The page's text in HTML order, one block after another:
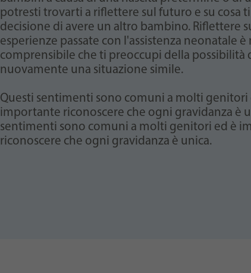
potresti trovarti a riflettere sul futuro e su cosa ti
decisione di avere un altro bambino. Riflettere
esperienze passate con l'assistenza neonatale è
comprensibile che ti preoccupi della possibilità
nuovamente una situazione simile.
Questi sentimenti sono comuni a molti genitori
importante riconoscere che ogni gravidanza è
sentimenti sono comuni a molti genitori ed è
riconoscere che ogni gravidanza è unica.